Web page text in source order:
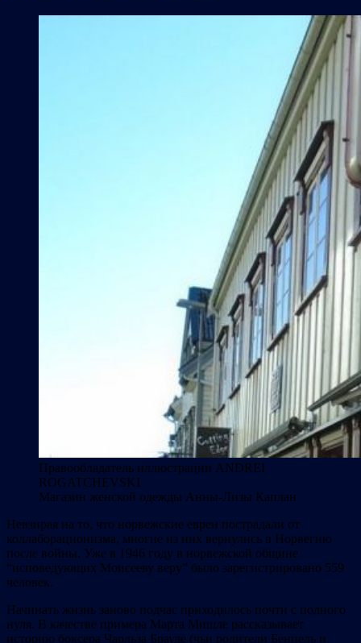
Правообладатель иллюстрации ANDREI
ROGATCHEVSKI
Магазин женской одежды Анны-Лизы Каплан
Невзирая на то, что норвежские евреи пострадали от
коллаборационизма, многие из них вернулись в Норвегию
после войны. Уже в 1946 году в норвежской общине
“исповедующих Моисееву веру” было зарегистрировано 559
человек.
Начинать жизнь заново подчас приходилось почти с полного
нуля. В качестве примера Марта Мишле рассказывает
историю боксера Чарльза Брауде (чьи родители Бенцель и